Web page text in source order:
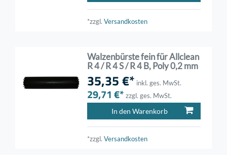
*zzgl.Versandkosten
Walzenbürste fein für Allclean
R 4 / R 4 S / R 4 B, Poly 0,2 mm
35,35 €* inkl. ges. MwSt.
29,71 €* zzgl. ges. MwSt.
In den Warenkorb
*zzgl.Versandkosten